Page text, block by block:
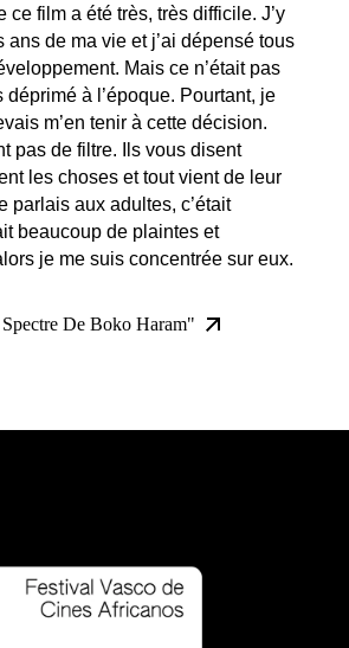
ce film a été très, très difficile. J’y
ans de ma vie et j’ai dépensé tous
Mais ce n’était pas
déprimé à l’époque. Pourtant, je
m’en tenir à cette décision.
pas de filtre. Ils vous disent
les choses et tout vient de leur
parlais aux adultes, c’était
beaucoup de plaintes et
je me suis concentrée sur eux.
De Boko Haram"